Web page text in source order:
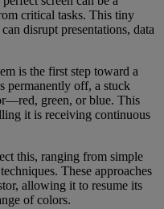
critical tasks. This tiny
disrupt presentations, data
is the first step toward a
permanently off, a stuck
green, or blue. This
it is receiving continuous
this, ranging from simple
These approaches
allowing it to resume its
of colors.